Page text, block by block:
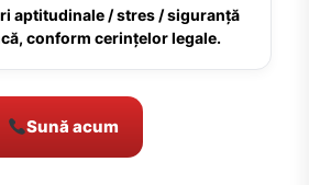
aptitudinale / stres / siguranță
conform cerințelor legale.
Sună acum